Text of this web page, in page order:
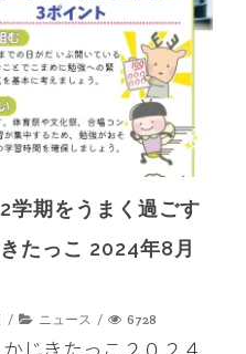
学期をうまく過ごす
たっこ 2024年8月
ニュース 6728